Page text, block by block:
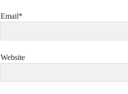
Email*
Website